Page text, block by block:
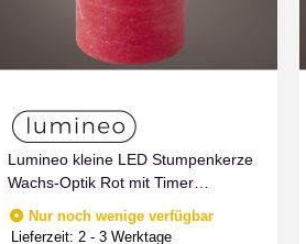
Lumineo kleine LED Stumpenkerze
Wachs-Optik Rot mit Timer
Flammen Effect für Drinnen
Warmweiß 11 cm hoch
Nur noch wenige verfügbar
Lieferzeit:2 - 3 Werktage